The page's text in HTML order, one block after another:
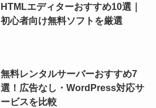
HTMLエディターおすすめ10選｜
初心者向け無料ソフトを厳選
無料レンタルサーバーおすすめ7
選！広告なし・WordPress対応サ
ービスを比較